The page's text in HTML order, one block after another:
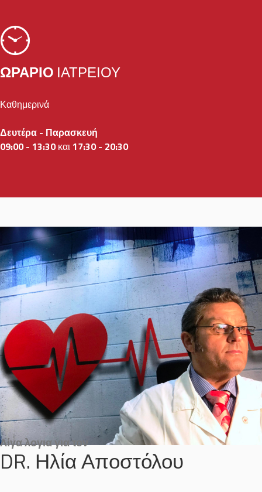
ΩΡΆΡΙΟ ΙΑΤΡΕΊΟΥ
Καθημερινά
Δευτέρα - Παρασκευή
09:00 - 13:30και 17:30 - 20:30
Λίγα λογια για τον
DR. Ηλία Αποστόλου